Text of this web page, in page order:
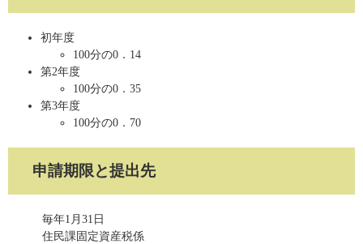
初年度
100分の0．14
第2年度
100分の0．35
第3年度
100分の0．70
申請期限と提出先
毎年1月31日
住民課固定資産税係